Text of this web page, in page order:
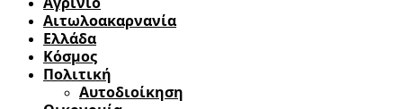
Αιτωλοακαρνανία
Ελλάδα
Κόσμος
Πολιτική
Αυτοδιοίκηση